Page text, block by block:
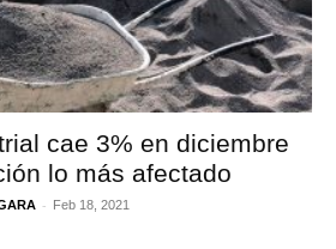
cae 3% en diciembre
lo más afectado
- Feb 18, 2021